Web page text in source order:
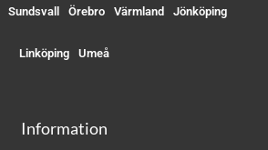
Sundsvall Örebro Värmland Jönköping
Linköping Umeå
Information